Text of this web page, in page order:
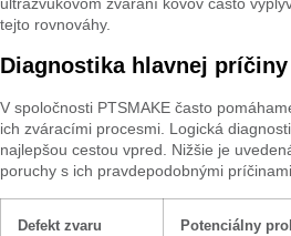
tejto rovnováhy.
Diagnostika hlavnej príčiny
V spoločnosti PTSMAKE často
ich zváracími procesmi. Logická
najlepšou cestou vpred. Nižšie je
poruchy s ich pravdepodobnými príčinami.
Defekt zvaru
Potenciálny